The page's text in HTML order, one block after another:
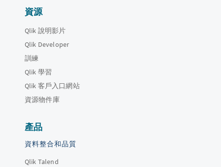
資源
Qlik 說明影片
Qlik Developer
訓練
Qlik 學習
Qlik 客戶入口網站
資源物件庫
產品
資料整合和品質
Qlik Talend